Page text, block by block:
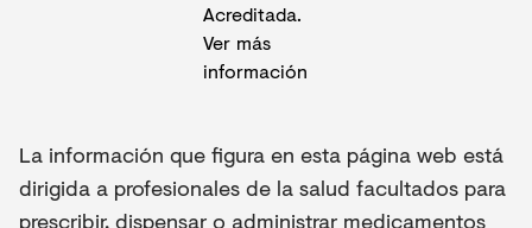
La información que figura en esta página web está
dirigida a profesionales de la salud facultados para
prescribir, dispensar o administrar medicamentos